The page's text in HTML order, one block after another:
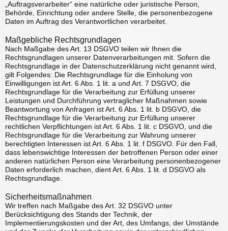
„Auftragsverarbeiter“ eine natürliche oder juristische Person,
Behörde, Einrichtung oder andere Stelle, die personenbezogene
Daten im Auftrag des Verantwortlichen verarbeitet.
Maßgebliche Rechtsgrundlagen
Nach Maßgabe des Art. 13 DSGVO teilen wir Ihnen die
Rechtsgrundlagen unserer Datenverarbeitungen mit. Sofern die
Rechtsgrundlage in der Datenschutzerklärung nicht genannt wird,
gilt Folgendes: Die Rechtsgrundlage für die Einholung von
Einwilligungen ist Art. 6 Abs. 1 lit. a und Art. 7 DSGVO, die
Rechtsgrundlage für die Verarbeitung zur Erfüllung unserer
Leistungen und Durchführung vertraglicher Maßnahmen sowie
Beantwortung von Anfragen ist Art. 6 Abs. 1 lit. b DSGVO, die
Rechtsgrundlage für die Verarbeitung zur Erfüllung unserer
rechtlichen Verpflichtungen ist Art. 6 Abs. 1 lit. c DSGVO, und die
Rechtsgrundlage für die Verarbeitung zur Wahrung unserer
berechtigten Interessen ist Art. 6 Abs. 1 lit. f DSGVO. Für den Fall,
dass lebenswichtige Interessen der betroffenen Person oder einer
anderen natürlichen Person eine Verarbeitung personenbezogener
Daten erforderlich machen, dient Art. 6 Abs. 1 lit. d DSGVO als
Rechtsgrundlage.
Sicherheitsmaßnahmen
Wir treffen nach Maßgabe des Art. 32 DSGVO unter
Berücksichtigung des Stands der Technik, der
Implementierungskosten und der Art, des Umfangs, der Umstände